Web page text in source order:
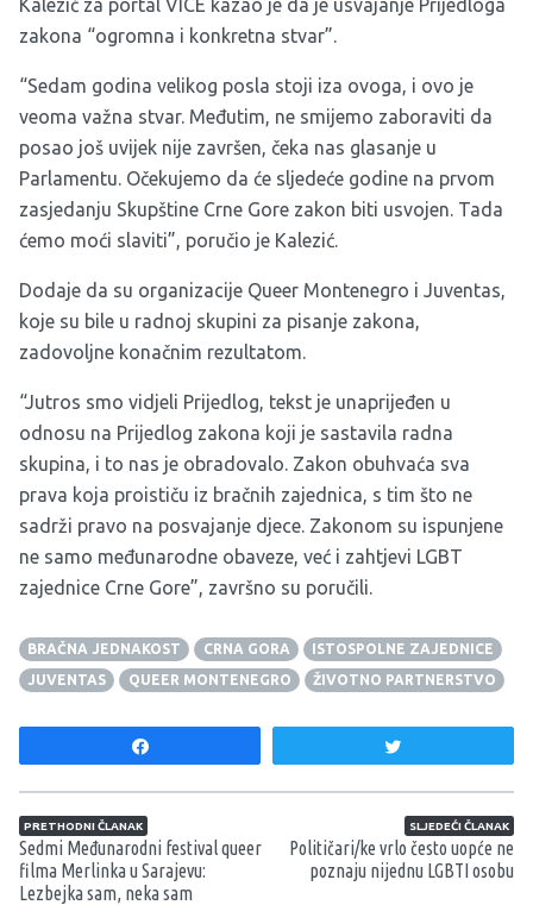
Kalezić za portal VICE kazao je da je usvajanje Prijedloga
zakona “ogromna i konkretna stvar”.
“Sedam godina velikog posla stoji iza ovoga, i ovo je
veoma važna stvar. Međutim, ne smijemo zaboraviti da
posao još uvijek nije završen, čeka nas glasanje u
Parlamentu. Očekujemo da će sljedeće godine na prvom
zasjedanju Skupštine Crne Gore zakon biti usvojen. Tada
ćemo moći slaviti”, poručio je Kalezić.
Dodaje da su organizacije Queer Montenegro i Juventas,
koje su bile u radnoj skupini za pisanje zakona,
zadovoljne konačnim rezultatom.
“Jutros smo vidjeli Prijedlog, tekst je unaprijeđen u
odnosu na Prijedlog zakona koji je sastavila radna
skupina, i to nas je obradovalo. Zakon obuhvaća sva
prava koja proističu iz bračnih zajednica, s tim što ne
sadrži pravo na posvajanje djece. Zakonom su ispunjene
ne samo međunarodne obaveze, već i zahtjevi LGBT
zajednice Crne Gore”, završno su poručili.
BRAČNA JEDNAKOST CRNA GORA
ISTOSPOLNE ZAJEDNICE
JUVENTAS
QUEER MONTENEGRO ŽIVOTNO PARTNERSTVO
Navigacija članaka
PRETHODNI ČLANAK
Sedmi Međunarodni festival queer
filma Merlinka u Sarajevu:
Lezbejka sam, neka sam
SLJEDEĆI ČLANAK
Političari/ke vrlo često uopće ne
poznaju nijednu LGBTI osobu